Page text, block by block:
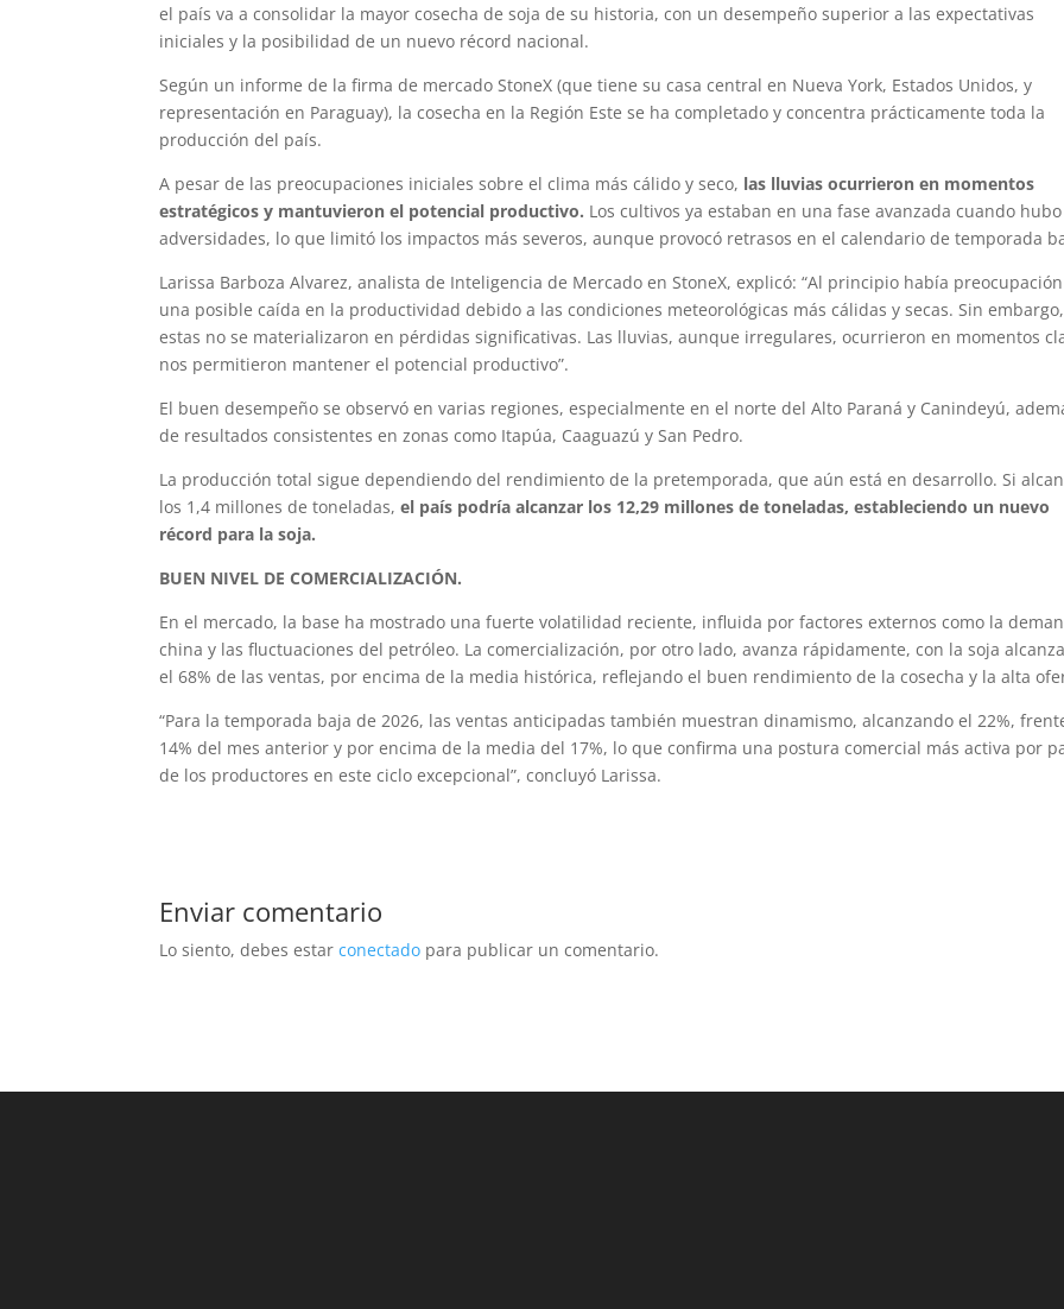
el país va a consolidar la mayor cosecha de soja de su historia, con un desempeño superior a las expectativas
iniciales y la posibilidad de un nuevo récord nacional.
Según un informe de la firma de mercado StoneX (que tiene su casa central en Nueva York, Estados Unidos, y
representación en Paraguay), la cosecha en la Región Este se ha completado y concentra prácticamente toda la
producción del país.
A pesar de las preocupaciones iniciales sobre el clima más cálido y seco, las lluvias ocurrieron en momentos
estratégicos y mantuvieron el potencial productivo. Los cultivos ya estaban en una fase avanzada cuando hubo
adversidades, lo que limitó los impactos más severos, aunque provocó retrasos en el calendario de temporada
Larissa Barboza Alvarez, analista de Inteligencia de Mercado en StoneX, explicó: “Al principio había
una posible caída en la productividad debido a las condiciones meteorológicas más cálidas y secas. Sin embargo,
estas no se materializaron en pérdidas significativas. Las lluvias, aunque irregulares, ocurrieron en momentos
nos permitieron mantener el potencial productivo”.
El buen desempeño se observó en varias regiones, especialmente en el norte del Alto Paraná y Canindeyú,
de resultados consistentes en zonas como Itapúa, Caaguazú y San Pedro.
La producción total sigue dependiendo del rendimiento de la pretemporada, que aún está en desarrollo. Si
los 1,4 millones de toneladas,el país podría alcanzar los 12,29 millones de toneladas, estableciendo un nuevo
récord para la soja.
BUEN NIVEL DE COMERCIALIZACIÓN.
En el mercado, la base ha mostrado una fuerte volatilidad reciente, influida por factores externos como la
china y las fluctuaciones del petróleo. La comercialización, por otro lado, avanza rápidamente, con la soja
el 68% de las ventas, por encima de la media histórica, reflejando el buen rendimiento de la cosecha y la alta
“Para la temporada baja de 2026, las ventas anticipadas también muestran dinamismo, alcanzando el 22%,
14% del mes anterior y por encima de la media del 17%, lo que confirma una postura comercial más activa por
de los productores en este ciclo excepcional”, concluyó Larissa.
Enviar comentario
Lo siento, debes estarconectado para publicar un comentario.